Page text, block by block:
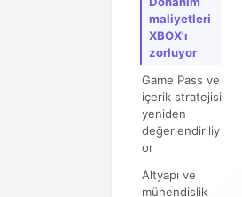
maliyetleri
XBOX'ı
zorluyor
Game Pass ve
içerik stratejisi
yeniden
değerlendiriliy
or
Altyapı ve
mühendislik